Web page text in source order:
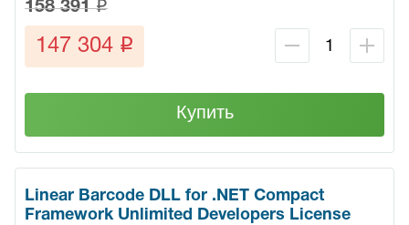
158 391q
147 304 q
Купить
Linear Barcode DLL for .NET Compact
Framework Unlimited Developers License